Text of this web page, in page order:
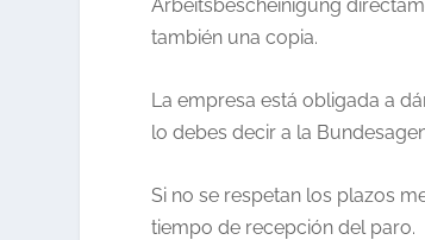
Arbeitsbescheinigung
también una copia.
La empresa está obligada a
lo debes decir a la
Si no se respetan los plazos
tiempo de recepción del paro.